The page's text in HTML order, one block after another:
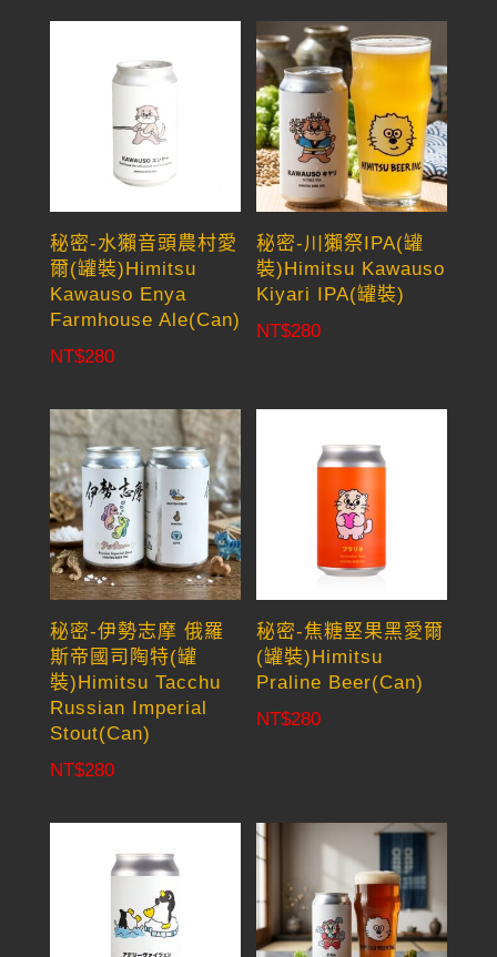
秘密-水獺音頭農村愛
爾(罐裝)Himitsu
Kawauso Enya
Farmhouse Ale(Can)
NT$280
秘密-川獺祭IPA(罐
裝)Himitsu Kawauso
Kiyari IPA(罐裝)
NT$280
秘密-伊勢志摩 俄羅
斯帝國司陶特(罐
裝)Himitsu Tacchu
Russian Imperial
Stout(Can)
NT$280
秘密-焦糖堅果黑愛爾
(罐裝)Himitsu
Praline Beer(Can)
NT$280